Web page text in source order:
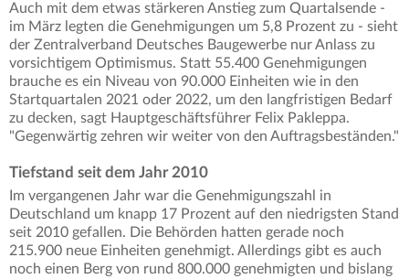
Auch mit dem etwas stärkeren Anstieg zum Quartalsende -
im März legten die Genehmigungen um 5,8 Prozent zu - sieht
der Zentralverband Deutsches Baugewerbe nur Anlass zu
vorsichtigem Optimismus. Statt 55.400 Genehmigungen
brauche es ein Niveau von 90.000 Einheiten wie in den
Startquartalen 2021 oder 2022, um den langfristigen Bedarf
zu decken, sagt Hauptgeschäftsführer Felix Pakleppa.
"Gegenwärtig zehren wir weiter von den Auftragsbeständen."
Tiefstand seit dem Jahr 2010
Im vergangenen Jahr war die Genehmigungszahl in
Deutschland um knapp 17 Prozent auf den niedrigsten Stand
seit 2010 gefallen. Die Behörden hatten gerade noch
215.900 neue Einheiten genehmigt. Allerdings gibt es auch
noch einen Berg von rund 800.000 genehmigten und bislang